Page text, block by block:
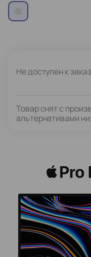
Не доступен к
Товар снят с
альтернативами